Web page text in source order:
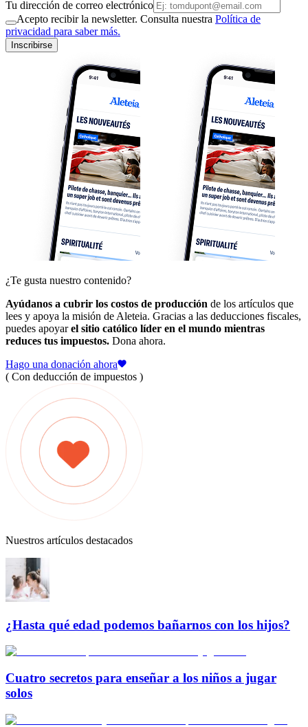
Tu dirección de correo electrónico
Acepto recibir la newsletter. Consulta nuestra Política de
privacidad para saber más.
Inscribirse
¿Te gusta nuestro contenido?
Ayúdanos a cubrir los costos de producción de los artículos que
lees y apoya la misión de Aleteia. Gracias a las deducciones fiscales,
puedes apoyarel sitio católico líder en el mundo mientras
reduces tus impuestos. Dona ahora.
Hago una donación ahora
( Con deducción de impuestos )
Nuestros artículos destacados
¿Hasta qué edad podemos bañarnos con los hijos?
Cuatro secretos para enseñar a los niños a jugar
solos